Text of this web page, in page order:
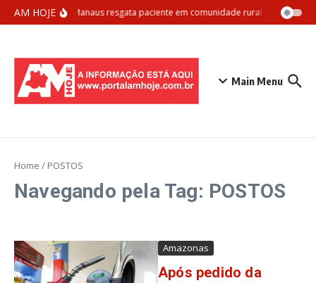
Ir para o conteúdo
AM HOJESamu Manaus resgata paciente em comunidade rural com apoio
Main Menu
Home / POSTOS
Navegando pela Tag: POSTOS
Amazonas
Após pedido da